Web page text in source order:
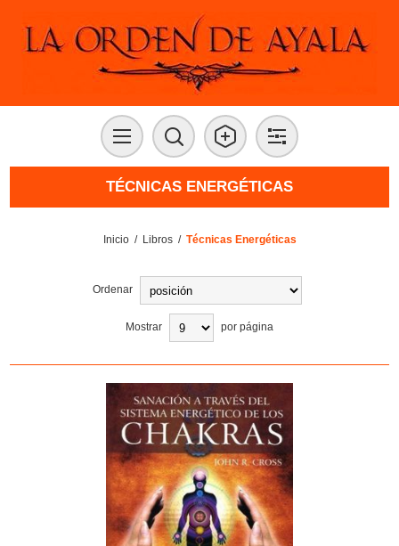
TÉCNICAS ENERGÉTICAS
Inicio / Libros / Técnicas Energéticas
Ordenar
Mostrar por página